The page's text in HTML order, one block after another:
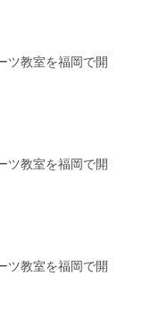
場など
詳細情
◉2024.3
月発
レシピ
本(日本
ツ教室を福岡で開
ツ教室を福岡で開
ツ教室を福岡で開